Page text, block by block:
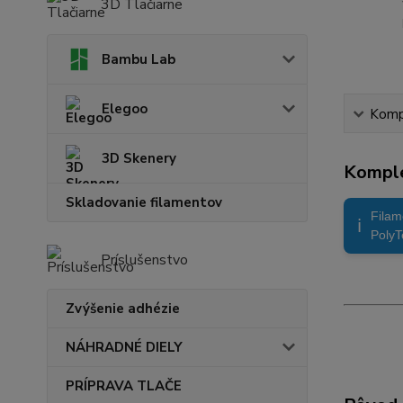
3D Tlačiarne
Bambu Lab
Elegoo
3D Skenery
Skladovanie filamentov
Príslušenstvo
Zvýšenie adhézie
NÁHRADNÉ DIELY
PRÍPRAVA TLAČE
ℹ️